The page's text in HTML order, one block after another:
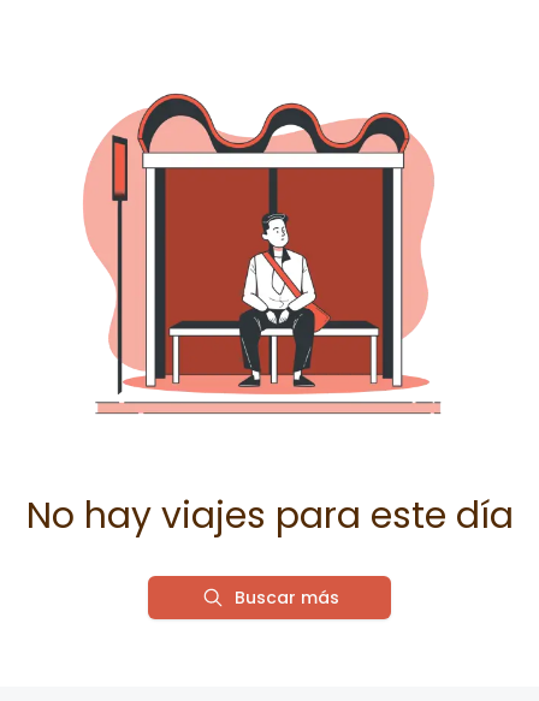
No hay viajes para este día
Buscar más